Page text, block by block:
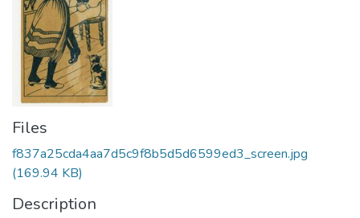
Files
f837a25cda4aa7d5c9f8b5d5d6599ed3_screen.jpg
(169.94 KB)
Description